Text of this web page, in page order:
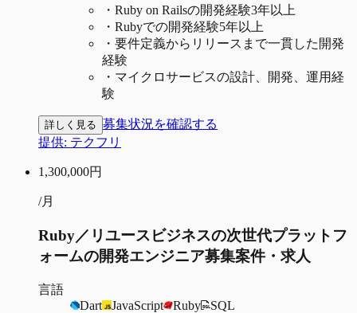
・ Ruby on Railsの開発経験3年以上
・ Rubyでの開発経験5年以上
・ 要件定義からリリースまで一貫した開発
経験
・ マイクロサービスの設計、開発、運用経
験
詳しく見る 募集状況を確認する
提供: テクフリ
1,300,000円
/月
Ruby／リユースビジネスの次世代プラットフ
ォームの開発エンジニア募集案件・求人
言語
Dart
JavaScript Ruby SQL